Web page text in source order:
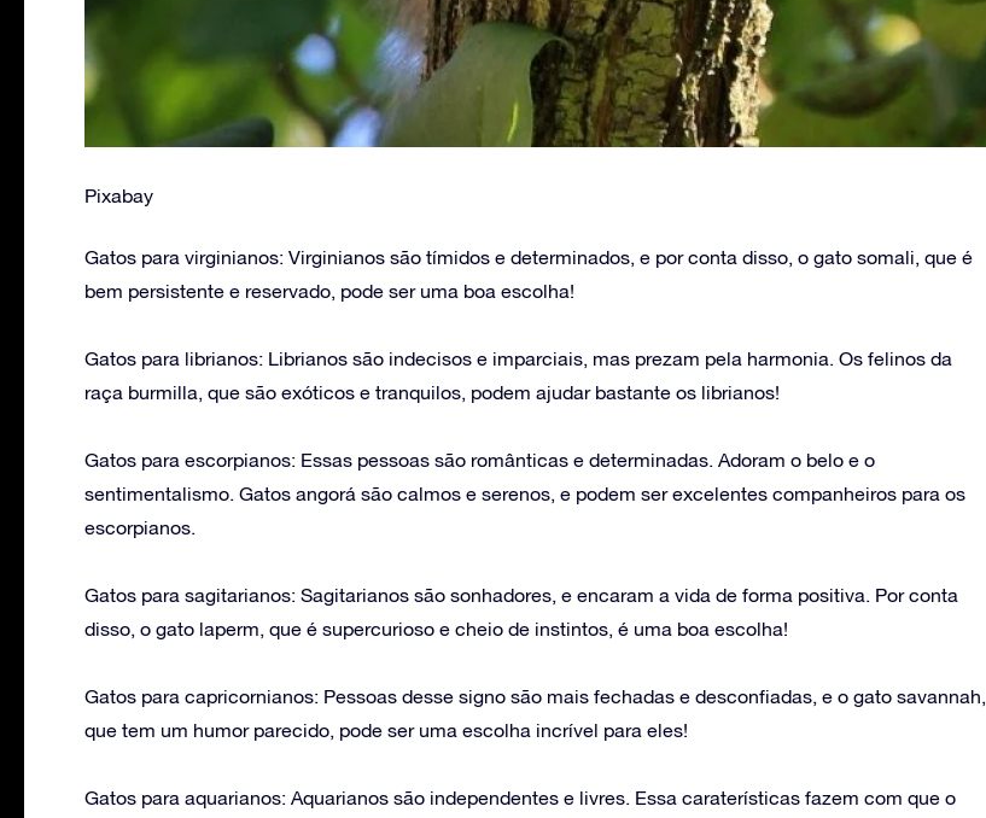
Pixabay
Gatos para virginianos: Virginianos são tímidos e determinados, e por conta disso, o gato somali, que é
bem persistente e reservado, pode ser uma boa escolha!
Gatos para librianos: Librianos são indecisos e imparciais, mas prezam pela harmonia. Os felinos da
raça burmilla, que são exóticos e tranquilos, podem ajudar bastante os librianos!
Gatos para escorpianos: Essas pessoas são românticas e determinadas. Adoram o belo e o
sentimentalismo. Gatos angorá são calmos e serenos, e podem ser excelentes companheiros para os
escorpianos.
Gatos para sagitarianos: Sagitarianos são sonhadores, e encaram a vida de forma positiva. Por conta
disso, o gato laperm, que é supercurioso e cheio de instintos, é uma boa escolha!
Gatos para capricornianos: Pessoas desse signo são mais fechadas e desconfiadas, e o gato savannah,
que tem um humor parecido, pode ser uma escolha incrível para eles!
Gatos para aquarianos: Aquarianos são independentes e livres. Essa caraterísticas fazem com que o